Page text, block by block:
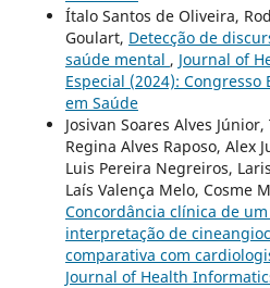
Ítalo Santos de Oliveira,
Goulart, Detecção de
saúde mental , Journal of
Especial (2024):
em Saúde
Josivan Soares Alves
Regina Alves Raposo, Alex
Luis Pereira Negreiros,
Laís Valença Melo, Cosme
Concordância clínica de
interpretação de
comparativa com
Journal of Health